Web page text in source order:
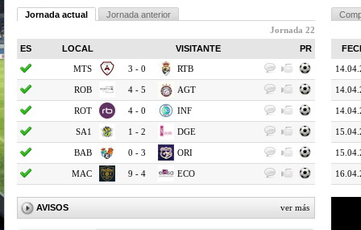
Jornada actual
Jornada anterior
Jornada 22
ES
LOCAL VISITANTE PR
MTS 3 - 0 RTB
ROB 4 - 5 AGT
ROT 4 - 0 INF
SA1 1 - 2 DGE
BAB 0 - 3 ORI
MAC 9 - 4 ECO
AVISOS ver más
20:26
Mar, 30/09/2025
Para la tramitación de Nuevas Fichas: Pincha AQUÍ
(Punto 3). A partir del Jueves 9 de Octubre 20:00h